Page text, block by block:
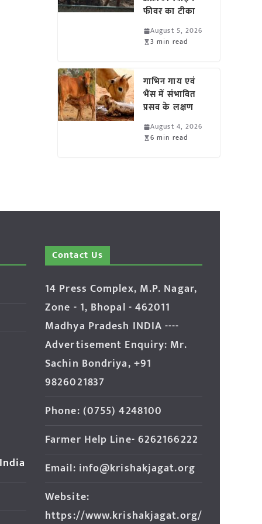
फीवर का टीका
August 5, 2026
3 min read
गाभिन गाय एवं
भैंस में संभावित
प्रसव के लक्षण
August 4, 2026
6 min read
Contact Us
14 Press Complex, M.P. Nagar,
Zone - 1, Bhopal - 462011
Madhya Pradesh INDIA ----
Advertisement Enquiry: Mr.
Sachin Bondriya, +91
9826021837
Phone: (0755) 4248100
Farmer Help Line- 6262166222
Email: info@krishakjagat.org
Website:
https://www.krishakjagat.org/